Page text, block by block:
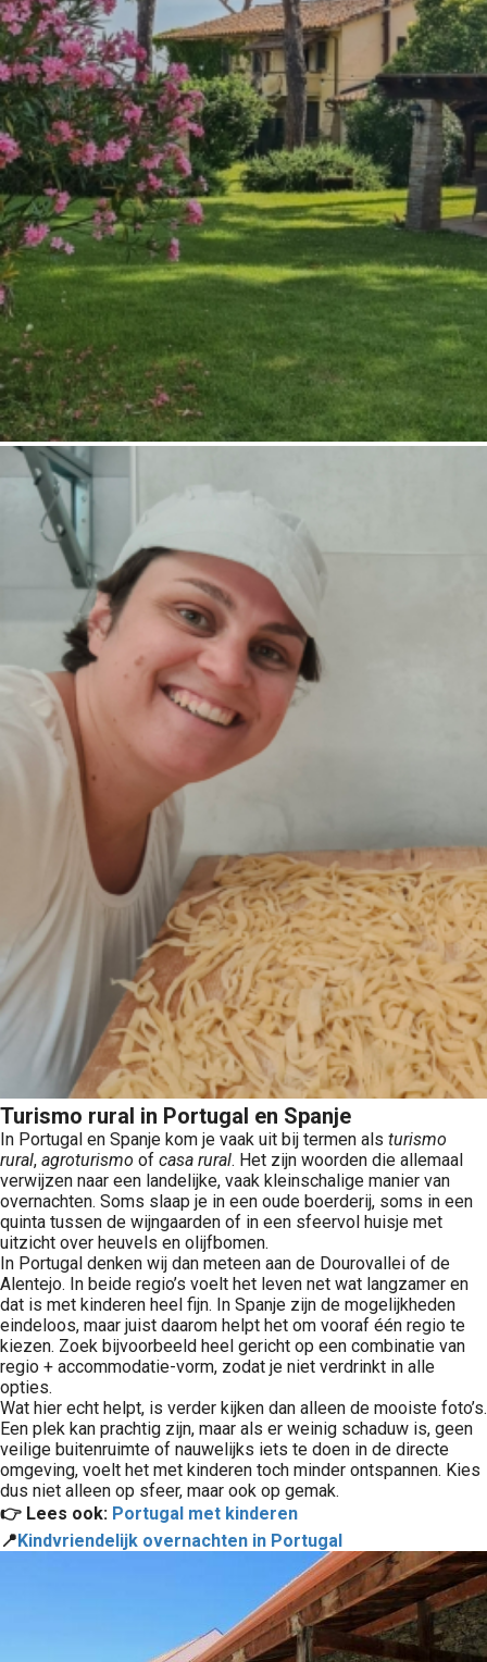
Turismo rural in Portugal en Spanje
In Portugal en Spanje kom je vaak uit bij termen als turismo
rural, agroturismo of casa rural. Het zijn woorden die allemaal
verwijzen naar een landelijke, vaak kleinschalige manier van
overnachten. Soms slaap je in een oude boerderij, soms in een
quinta tussen de wijngaarden of in een sfeervol huisje met
uitzicht over heuvels en olijfbomen.
In Portugal denken wij dan meteen aan de Dourovallei of de
Alentejo. In beide regio’s voelt het leven net wat langzamer en
dat is met kinderen heel fijn. In Spanje zijn de mogelijkheden
eindeloos, maar juist daarom helpt het om vooraf één regio te
kiezen. Zoek bijvoorbeeld heel gericht op een combinatie van
regio + accommodatie-vorm, zodat je niet verdrinkt in alle
opties.
Wat hier echt helpt, is verder kijken dan alleen de mooiste foto’s.
Een plek kan prachtig zijn, maar als er weinig schaduw is, geen
veilige buitenruimte of nauwelijks iets te doen in de directe
omgeving, voelt het met kinderen toch minder ontspannen. Kies
dus niet alleen op sfeer, maar ook op gemak.
👉 Lees ook: Portugal met kinderen
📍Kindvriendelijk overnachten in Portugal